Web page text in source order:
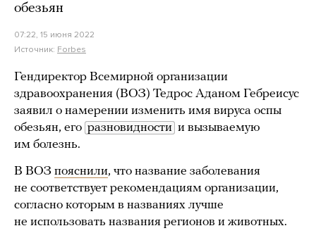
обезьян
07:22, 15 июня 2022
Источник: Forbes
Гендиректор Всемирной организации
здравоохранения (ВОЗ) Тедрос Аданом Гебреисус
заявил о намерении изменить имя вируса оспы
обезьян, его разновидности и вызываемую
им болезнь.
В ВОЗ пояснили, что название заболевания
не соответствует рекомендациям организации,
согласно которым в названиях лучше
не использовать названия регионов и животных.